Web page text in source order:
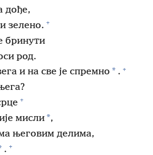
дође,
зелено. +
бринути
род.
и на све је спремно * . +
+
мисли*,
његовим делима,
. +